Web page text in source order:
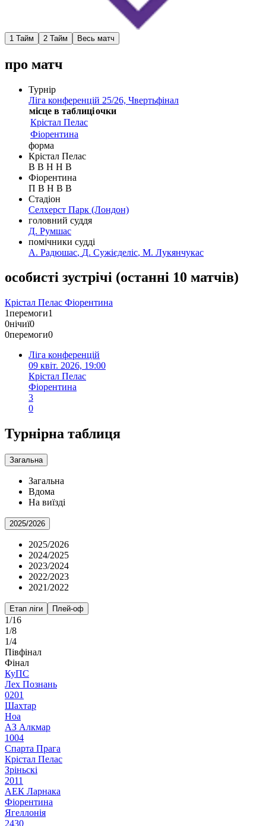
1 Тайм 2 Тайм Весь матч
про матч
Турнір
Ліга конференцій 25/26, Чвертьфінал
місце в таблиціочки
Крістал Пелас
Фіорентина
форма
Крістал Пелас
В В Н Н В
Фіорентина
П В Н В В
Стадіон
Селхерст Парк (Лондон)
головний суддя
Д. Румшас
помічники судді
А. Радюшас, Д. Сужієделіс, М. Лукянчукас
особисті зустрічі (останні 10 матчів)
Крістал Пелас Фіорентина
1перемоги1
0нічиї0
0перемоги0
Ліга конференцій
09 квіт. 2026, 19:00
Крістал Пелас
Фіорентина
3
0
Турнірна таблиця
Загальна
Загальна
Вдома
На виїзді
2025/2026
2025/2026
2024/2025
2023/2024
2022/2023
2021/2022
Етап ліги Плей-оф
1/16
1/8
1/4
Півфінал
Фінал
КуПС
Лех Познань
0201
Шахтар
Ноа
АЗ Алкмар
1004
Спарта Прага
Крістал Пелас
Зріньскі
2011
АЕК Ларнака
Фіорентина
Ягеллонія
2430